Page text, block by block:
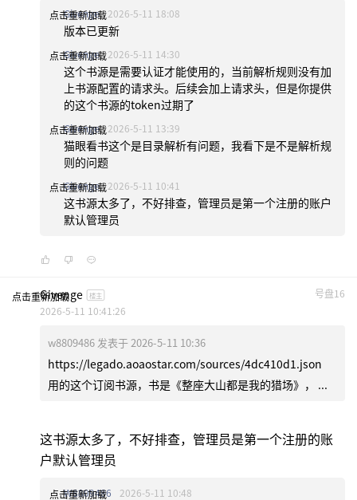
点击重新加载
Givenge 2026-5-11 18:08
版本已更新
点击重新加载
Givenge 2026-5-11 14:30
这个书源是需要认证才能使用的，当前解析规则没有加
上书源配置的请求头。后续会加上请求头，但是你提供
的这个书源的token过期了
点击重新加载
Givenge 2026-5-11 13:39
猫眼看书这个是目录解析有问题，我看下是不是解析规
则的问题
点击重新加载
Givenge 2026-5-11 10:41
这书源太多了，不好排查，管理员是第一个注册的账户
默认管理员
点击重新加载 号盘16
Givenge 楼主
2026-5-11 10:41:26
w8809486 发表于 2026-5-11 10:36
https://legado.aoaostar.com/sources/4dc410d1.json
用的这个订阅书源，书是《整座大山都是我的猎场》， ...
这书源太多了，不好排查，管理员是第一个注册的账
户默认管理员
点击重新加载
W8809486 2026-5-11 10:48